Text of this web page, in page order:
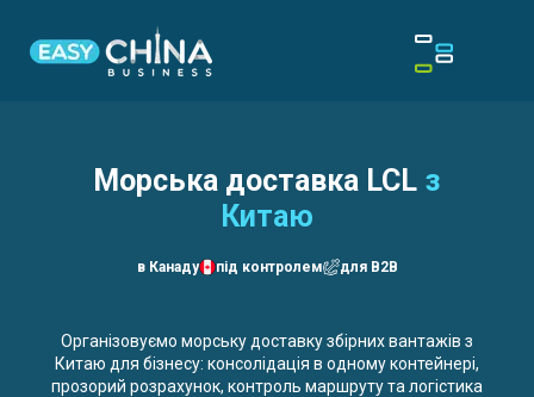
Морська доставка LCL з
Китаю
в Канаду під контролем для B2B
Організовуємо морську доставку збірних вантажів з
Китаю для бізнесу: консолідація в одному контейнері,
прозорий розрахунок, контроль маршруту та логістика